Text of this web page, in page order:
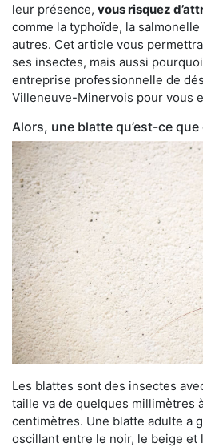
leur présence, vous risquez
comme la typhoïde, la
autres. Cet article vous
ses insectes, mais aussi pourquoi
entreprise professionnelle de
Villeneuve-Minervois pour vous
Alors, une blatte qu’est-ce que
Les blattes sont des insectes
taille va de quelques millimètres
centimètres. Une blatte adulte a
oscillant entre le noir, le beige et